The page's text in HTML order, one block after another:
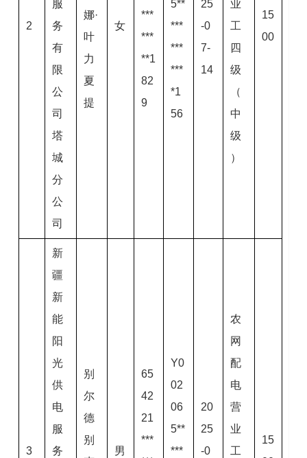
2
服
务
有
限
公
司
塔
城
分
公
司
娜·
叶
力
夏
提
女
***
***
**1
82
9
5**
***
***
***
*1
56
25
-0
7-
14
业
工
四
级
（
中
级
）
15
00
3
新
疆
新
能
阳
光
供
电
服
务
别
尔
德
别
男
65
42
21
***
Y0
02
06
5**
***
20
25
-0
农
网
配
电
营
业
工
15